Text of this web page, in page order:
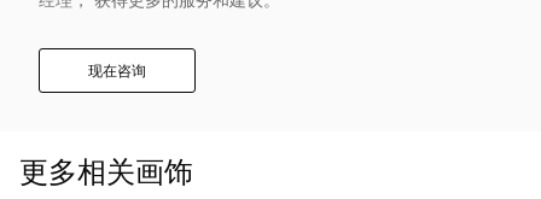
们
现在咨询
更多相关画饰